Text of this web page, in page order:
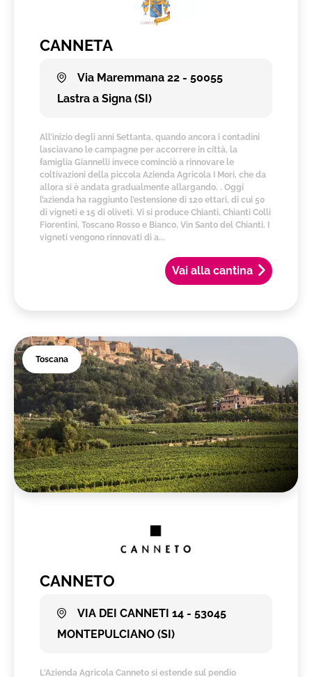
CANNETA
Via Maremmana 22 - 50055
Lastra a Signa (SI)
Vai alla cantina
All’inizio degli anni Settanta, quando ancora i contadini
lasciavano le campagne per accorrere in città, la
famiglia Giannelli invece cominciò a rinnovare le
coltivazioni della piccola Azienda Agricola I Mori, che da
allora si è andata gradualmente allargando. . Oggi
l’azienda ha raggiunto l’estensione di 120 ettari, di cui 50
di vigneti e 15 di oliveti. Vi si produce Chianti, Chianti Colli
Fiorentini, Toscano Rosso e Bianco, Vin Santo del Chianti. I
vigneti vengono rinnovati di a...
Toscana
CANNETO
VIA DEI CANNETI 14 - 53045
MONTEPULCIANO (SI)
L'Azienda Agricola Canneto si estende sul pendio